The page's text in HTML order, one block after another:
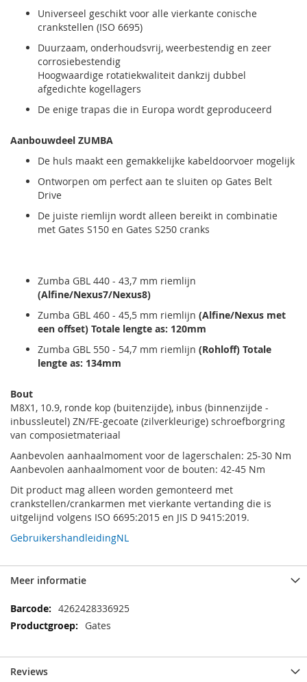
Universeel geschikt voor alle vierkante conische
crankstellen (ISO 6695)
Duurzaam, onderhoudsvrij, weerbestendig en zeer
corrosiebestendig
Hoogwaardige rotatiekwaliteit dankzij dubbel
afgedichte kogellagers
De enige trapas die in Europa wordt geproduceerd
Aanbouwdeel ZUMBA
De huls maakt een gemakkelijke kabeldoorvoer mogelijk
Ontworpen om perfect aan te sluiten op Gates Belt
Drive
De juiste riemlijn wordt alleen bereikt in combinatie
met Gates S150 en Gates S250 cranks
Zumba GBL 440 - 43,7 mm riemlijn
(Alfine/Nexus7/Nexus8)
Zumba GBL 460 - 45,5 mm riemlijn (Alfine/Nexus met
een offset) Totale lengte as: 120mm
Zumba GBL 550 - 54,7 mm riemlijn (Rohloff) Totale
lengte as: 134mm
Bout
M8X1, 10.9, ronde kop (buitenzijde), inbus (binnenzijde -
inbussleutel) ZN/FE-gecoate (zilverkleurige) schroefborgring
van composietmateriaal
Aanbevolen aanhaalmoment voor de lagerschalen: 25-30 Nm
Aanbevolen aanhaalmoment voor de bouten: 42-45 Nm
Dit product mag alleen worden gemonteerd met
crankstellen/crankarmen met vierkante vertanding die is
uitgelijnd volgens ISO 6695:2015 en JIS D 9415:2019.
GebruikershandleidingNL
Meer informatie
Meer
informatie
4262428336925
Gates
Reviews